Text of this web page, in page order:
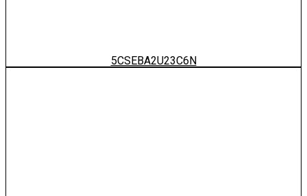
5CSEBA2U23C6N